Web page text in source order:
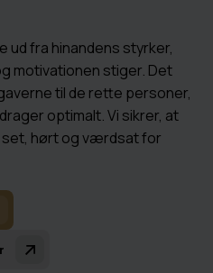
fra hinandens styrker,
motivationen stiger. Det
til de rette personer,
optimalt. Vi sikrer, at
hørt og værdsat for